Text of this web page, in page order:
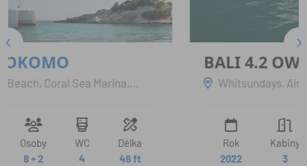
QUEEN LIZZY
Whitsundays, Airlie Beach, Coral Sea Marina,
Kabiny
Osoby